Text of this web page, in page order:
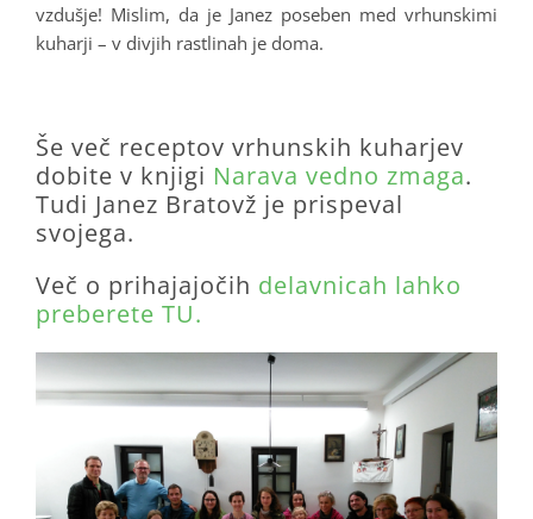
vzdušje! Mislim, da je Janez poseben med vrhunskimi
kuharji – v divjih rastlinah je doma.
Še več receptov vrhunskih kuharjev
dobite v knjigi Narava vedno zmaga.
Tudi Janez Bratovž je prispeval
svojega.
Več o prihajajočih delavnicah lahko
preberete TU.